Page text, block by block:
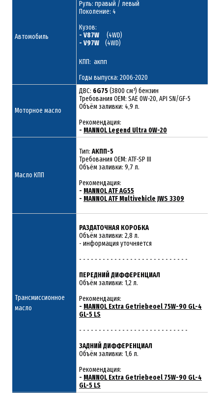
Автомобиль
Руль: правый / левый
Поколение: 4
Кузов:
- V87W
(4WD)
- V97W (4WD)
КПП: акпп
Годы выпуска: 2006-2020
Моторное масло
ДВС: 6G75(3800 см³) бензин
Требования ОЕМ: SAE 0W-20, API SN/GF-5
Объём заливки: 4,9 л.
Рекомендация:
- MANNOL Legend Ultra 0W-20
Масло КПП
Тип: АКПП-5
Требования OEM: ATF-SP III
Объём заливки: 9,7 л.
Рекомендация:
- MANNOL ATF AG55
- MANNOL ATF Multivehicle JWS 3309
Трансмиссионное
масло
РАЗДАТОЧНАЯ КОРОБКА
Объём заливки: 2,8 л.
- информация уточняется
- - - - - - - - - - - - - - - - - - - - - - - - - - - -
ПЕРЕДНИЙ ДИФФЕРЕНЦИАЛ
Объём заливки: 1,2 л.
Рекомендация:
- MANNOL Extra Getriebeoel 75W-90 GL-4
GL-5 LS
- - - - - - - - - - - - - - - - - - - - - - - - - - - -
ЗАДНИЙ ДИФФЕРЕНЦИАЛ
Объём заливки: 1,6 л.
Рекомендация:
- MANNOL Extra Getriebeoel 75W-90 GL-4
GL-5 LS